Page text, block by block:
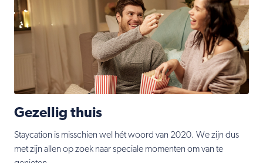
Gezellig thuis
Staycation is misschien wel hét woord van 2020. We zijn dus
met zijn allen op zoek naar speciale momenten om van te